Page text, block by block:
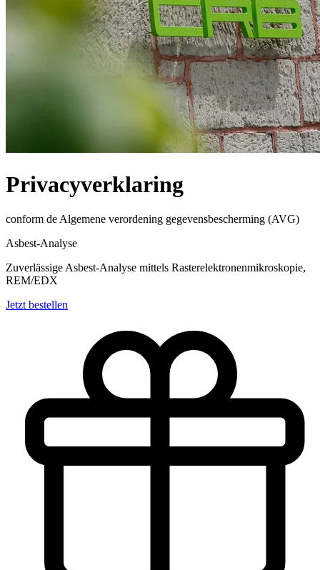
Privacyverklaring
conform de Algemene verordening gegevensbescherming (AVG)
Asbest-Analyse
Zuverlässige Asbest-Analyse mittels Rasterelektronenmikroskopie,
REM/EDX
Jetzt bestellen